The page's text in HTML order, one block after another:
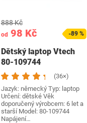
od98 Kč
888 Kč
-89 %
Dětský laptop Vtech
80-109744
(36×)
Jazyk: německý Typ: laptop
Určení: dětské Věk
doporučený výrobcem: 6 let a
starší Model: 80-109744
Napájení…